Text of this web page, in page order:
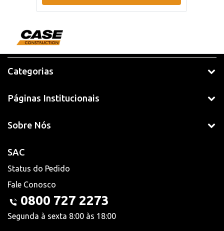
Categorias
Páginas Institucionais
Sobre Nós
SAC
Status do Pedido
Fale Conosco
0800 727 2273
Segunda à sexta 8:00 às 18:00